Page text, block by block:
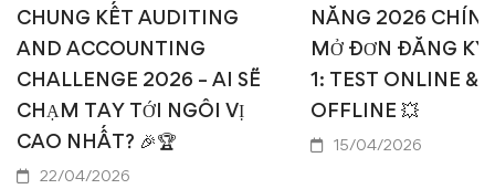
CHUNG KẾT AUDITING
AND ACCOUNTING
CHALLENGE 2026 – AI SẼ
CHẠM TAY TỚI NGÔI VỊ
CAO NHẤT? 🎉🏆
22/04/2026
NĂNG 2026
MỞ ĐƠN ĐĂNG KÝ
1: TEST ONLINE &
OFFLINE 💥
15/04/2026